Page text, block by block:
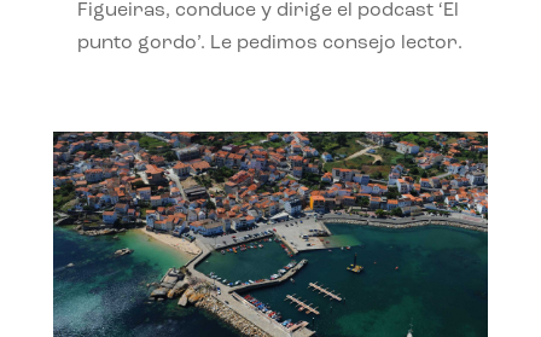
Figueiras, conduce y dirige el podcast ‘El
punto gordo’. Le pedimos consejo lector.